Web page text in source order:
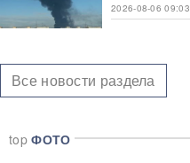
2026-08-06 09:03
Все новости раздела
topФОТО